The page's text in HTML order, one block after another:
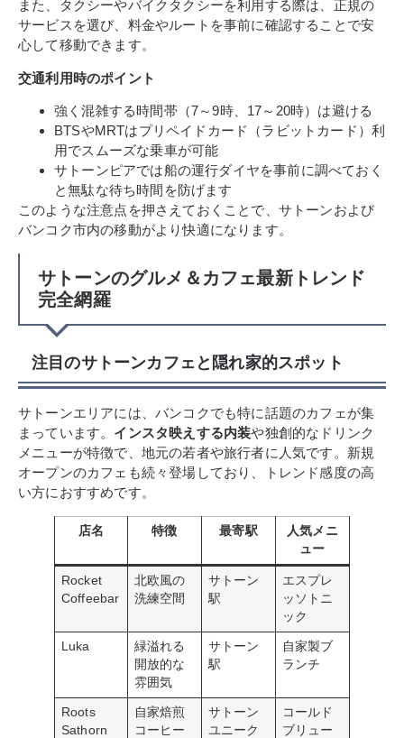
また、タクシーやバイクタクシーを利用する際は、正規の
サービスを選び、料金やルートを事前に確認することで安
心して移動できます。
交通利用時のポイント
強く混雑する時間帯（7～9時、17～20時）は避ける
BTSやMRTはプリペイドカード（ラビットカード）利
用でスムーズな乗車が可能
サトーンピアでは船の運行ダイヤを事前に調べておく
と無駄な待ち時間を防げます
このような注意点を押さえておくことで、サトーンおよび
バンコク市内の移動がより快適になります。
サトーンのグルメ＆カフェ最新トレンド
完全網羅
注目のサトーンカフェと隠れ家的スポット
サトーンエリアには、バンコクでも特に話題のカフェが集
まっています。 インスタ映えする内装や独創的なドリンク
メニューが特徴で、地元の若者や旅行者に人気です。新規
オープンのカフェも続々登場しており、トレンド感度の高
い方におすすめです。
店名 特徴 最寄駅
人気メニ
ュー
Rocket
Coffeebar
北欧風の
洗練空間
サトーン
駅
エスプレ
ッソトニ
ック
Luka
緑溢れる
開放的な
雰囲気
サトーン
駅
自家製ブ
ランチ
Roots
Sathorn
自家焙煎
コーヒー
サトーン
ユニーク
コールド
ブリュー